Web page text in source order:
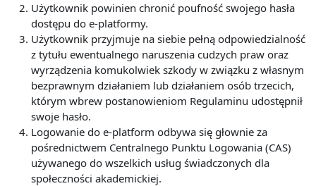
Użytkownik powinien chronić poufność swojego hasła
dostępu do e-platformy.
Użytkownik przyjmuje na siebie pełną odpowiedzialność
z tytułu ewentualnego naruszenia cudzych praw oraz
wyrządzenia komukolwiek szkody w związku z własnym
bezprawnym działaniem lub działaniem osób trzecich,
którym wbrew postanowieniom Regulaminu udostępnił
swoje hasło.
Logowanie do e-platform odbywa się głownie za
pośrednictwem Centralnego Punktu Logowania (CAS)
używanego do wszelkich usług świadczonych dla
społeczności akademickiej.